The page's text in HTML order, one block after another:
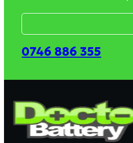
0746 886 355